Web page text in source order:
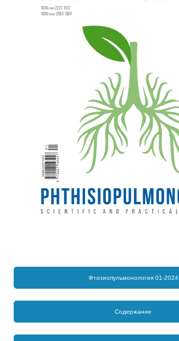
Фтизиопульмонология 01-2024
Содержание